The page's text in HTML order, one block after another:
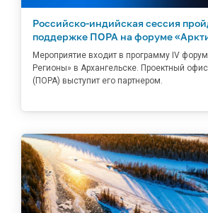
Российско-индийская сессия
поддержке ПОРА на форуме
Мероприятие входит в программу IV
Регионы» в Архангельске. Проектный
(ПОРА) выступит его партнером.